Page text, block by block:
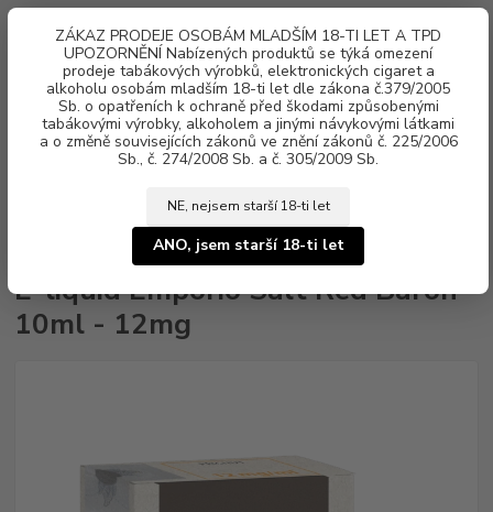
ZÁKAZ PRODEJE OSOBÁM MLADŠÍM 18-TI LET A TPD
UPOZORNĚNÍ Nabízených produktů se týká omezení
prodeje tabákových výrobků, elektronických cigaret a
alkoholu osobám mladším 18-ti let dle zákona č.379/2005
Sb. o opatřeních k ochraně před škodami způsobenými
tabákovými výrobky, alkoholem a jinými návykovými látkami
a o změně souvisejících zákonů ve znění zákonů č. 225/2006
Sb., č. 274/2008 Sb. a č. 305/2009 Sb.
NE, nejsem starší 18-ti let
ANO, jsem starší 18-ti let
Menu
za0 Kč
Salt Red Baron 10ml - 12mg
E-liquid Emporio Salt Red Baron
10ml - 12mg